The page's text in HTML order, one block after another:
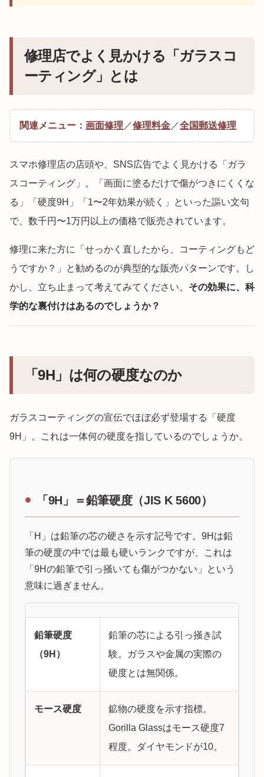
修理店でよく見かける「ガラスコ
ーティング」とは
関連メニュー： 画面修理 ／修理料金 ／全国郵送修理
スマホ修理店の店頭や、SNS広告でよく見かける「ガラ
スコーティング」。「画面に塗るだけで傷がつきにくくな
る」「硬度9H」「1〜2年効果が続く」といった謳い文句
で、数千円〜1万円以上の価格で販売されています。
修理に来た方に「せっかく直したから、コーティングもど
うですか？」と勧めるのが典型的な販売パターンです。し
かし、立ち止まって考えてみてください。 その効果に、科
学的な裏付けはあるのでしょうか？
「9H」は何の硬度なのか
ガラスコーティングの宣伝でほぼ必ず登場する「硬度
9H」。これは一体何の硬度を指しているのでしょうか。
「9H」＝鉛筆硬度（JIS K 5600）
「H」は鉛筆の芯の硬さを示す記号です。9Hは鉛
筆の硬度の中では最も硬いランクですが、これは
「9Hの鉛筆で引っ掻いても傷がつかない」という
意味に過ぎません。
鉛筆硬度
（9H）
鉛筆の芯による引っ掻き試
験。ガラスや金属の実際の
硬度とは無関係。
モース硬度
鉱物の硬度を示す指標。
Gorilla Glassはモース硬度7
程度。ダイヤモンドが10。